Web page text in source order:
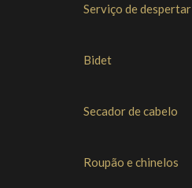
Serviço de despertar
Bidet
Secador de cabelo
Roupão e chinelos